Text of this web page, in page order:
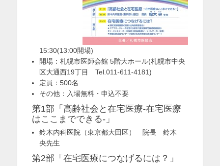
15:30(13:00開場)
開場：札幌市医師会館 5階大ホール(札幌市中央
区大通西19丁目 Tel.011-611-4181)
定員：500名
その他：入場無料・申込不要
第1部「高齢社会と在宅医療-在宅医療
はここまでできる-」
鈴木内科医院（東京都大田区） 院長 鈴木
央先生
第2部「在宅医療につなげるには？」